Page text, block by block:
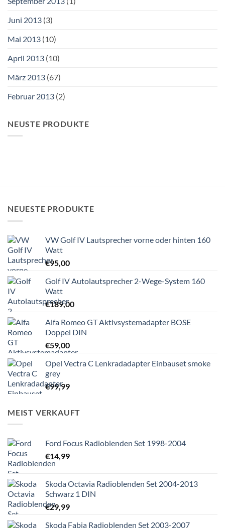
Juni 2013 (3)
Mai 2013 (10)
April 2013 (10)
März 2013 (67)
Februar 2013 (2)
NEUSTE PRODUKTE
NEUESTE PRODUKTE
VW Golf IV Lautsprecher vorne oder hinten 160
Watt
€95,00
Golf IV Autolautsprecher 2-Wege-System 160
Watt
€189,00
Alfa Romeo GT Aktivsystemadapter BOSE
Doppel DIN
€59,00
Opel Vectra C Lenkradadapter Einbauset smoke
grey
€99,99
MEIST VERKAUFT
Ford Focus Radioblenden Set 1998-2004
€14,99
Skoda Octavia Radioblenden Set 2004-2013
Schwarz 1 DIN
€29,99
Skoda Fabia Radioblenden Set 2003-2007